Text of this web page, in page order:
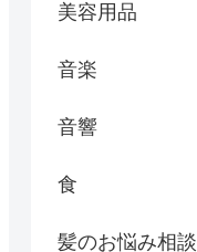
美容用品
音楽
音響
食
髪のお悩み相談